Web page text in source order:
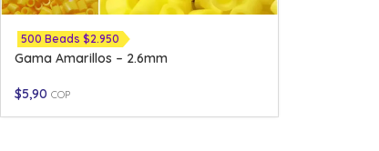
500 Beads $2.950
Gama Amarillos – 2.6mm
$5,90 COP